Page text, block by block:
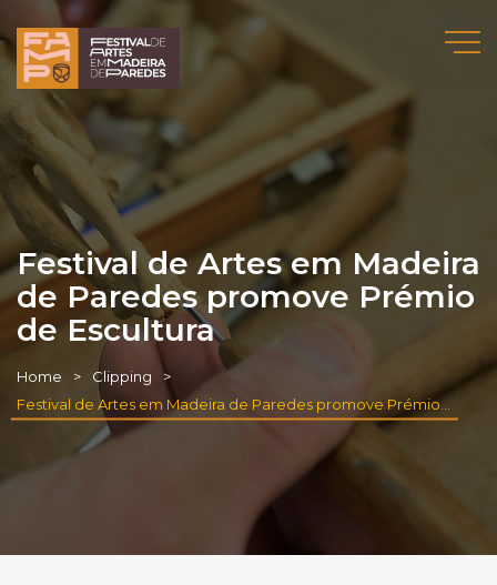
Festival de Artes em Madeira
de Paredes promove Prémio
de Escultura
Home
Clipping
Festival de Artes em Madeira de Paredes promove Prémio de Escultura